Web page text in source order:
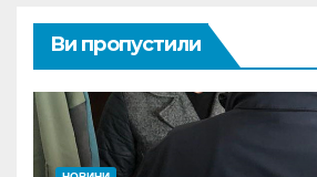
Ви пропустили